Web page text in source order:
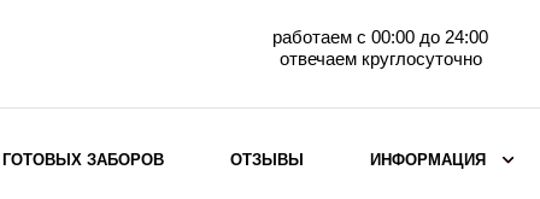
работаем с 00:00 до 24:00
отвечаем круглосуточно
ГОТОВЫХ ЗАБОРОВ ОТЗЫВЫ ИНФОРМАЦИЯ